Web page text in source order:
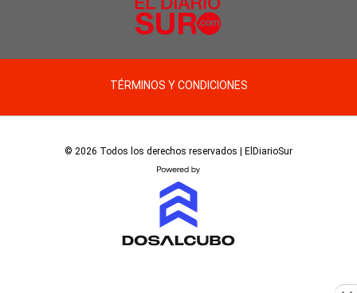
TÉRMINOS Y CONDICIONES
© 2026 Todos los derechos reservados | ElDiarioSur